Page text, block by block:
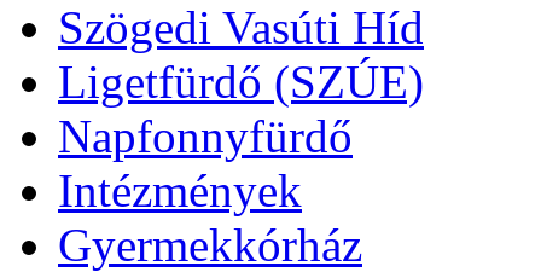
Szögedi Vasúti Híd
Ligetfürdő (SZÚE)
Napfonnyfürdő
Intézmények
Gyermekkórház